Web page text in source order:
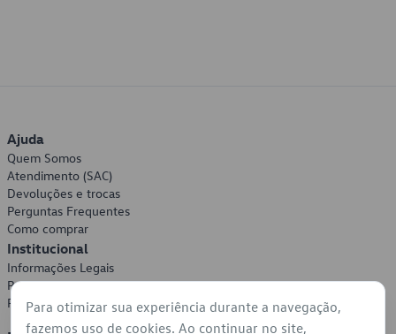
Ajuda
Quem Somos
Atendimento (SAC)
Devoluções e trocas
Perguntas Frequentes
Como comprar
Institucional
Informações Legais
Política de Privacidade
Política de Cookies
Para otimizar sua experiência durante a navegação,
fazemos uso de cookies. Ao continuar no site,